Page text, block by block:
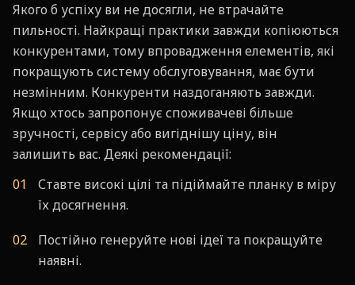
Якого б успіху ви не досягли, не втрачайте
пильності. Найкращі практики завжди копіюються
конкурентами, тому впровадження елементів, які
покращують систему обслуговування, має бути
незмінним. Конкуренти наздоганяють завжди.
Якщо хтось запропонує споживачеві більше
зручності, сервісу або вигіднішу ціну, він
залишить вас. Деякі рекомендації:
Ставте високі цілі та підіймайте планку в міру
їх досягнення.
Постійно генеруйте нові ідеї та покращуйте
наявні.